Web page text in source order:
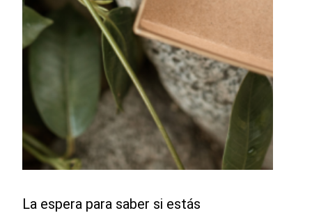
La espera para saber si estás